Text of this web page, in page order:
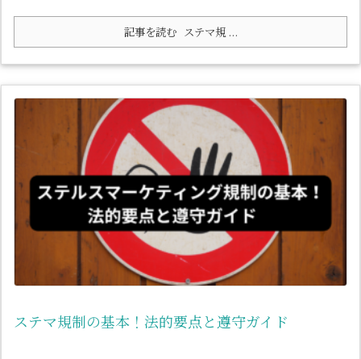
記事を読む ステマ規 ...
ステマ規制の基本！法的要点と遵守ガイド